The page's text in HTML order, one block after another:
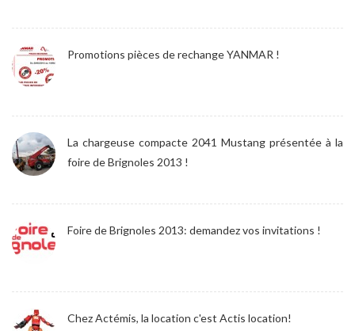
Promotions pièces de rechange YANMAR !
La chargeuse compacte 2041 Mustang présentée à la
foire de Brignoles 2013 !
Foire de Brignoles 2013: demandez vos invitations !
Chez Actémis, la location c'est Actis location!